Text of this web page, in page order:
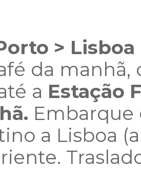
> Lisboa
da
a Estação
a Lisboa